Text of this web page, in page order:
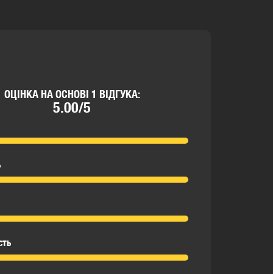
ОЦІНКА НА ОСНОВІ 1 ВІДГУКА:
5.00/5